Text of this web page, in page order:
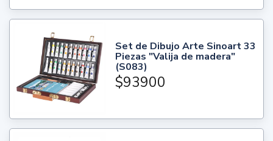
Set de Dibujo Arte Sinoart 33
Piezas "Valija de madera"
(S083)
$93900